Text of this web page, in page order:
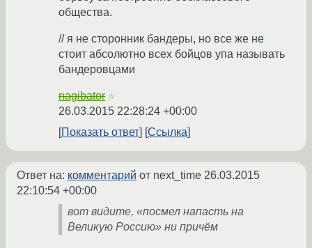
общества.
// я не сторонник бандеры, но все же не
стоит абсолютно всех бойцов упа называть
бандеровцами
nagibator ☆
26.03.2015 22:28:24 +00:00
Показать ответ
Ссылка
Ответ на: комментарий от next_time 26.03.2015
22:10:54 +00:00
вот видите, «посмел напасть на
Великую Россию» ни причём